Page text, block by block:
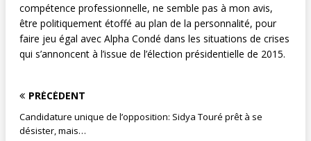
compétence professionnelle, ne semble pas à mon avis,
être politiquement étoffé au plan de la personnalité, pour
faire jeu égal avec Alpha Condé dans les situations de crises
qui s’annoncent à l’issue de l’élection présidentielle de 2015.
PRÉCÉDENT
Candidature unique de l’opposition: Sidya Touré prêt à se
désister, mais…